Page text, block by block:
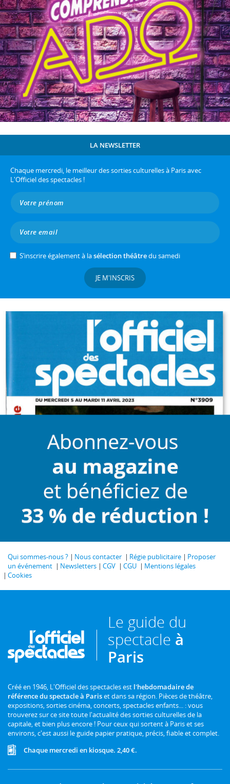
LA NEWSLETTER
Chaque mercredi, le meilleur des sorties culturelles à Paris avec
L'Officiel des spectacles !
S’inscrire également à lasélection théâtredu samedi
JE M'INSCRIS
Qui sommes-nous ? Nous contacter Régie publicitaire
Proposer
un événement
Newsletters CGV CGU
Mentions légales
Cookies
Le guide du
spectacle à
Paris
Créé en 1946, L'Officiel des spectacles est l'hebdomadaire de
référence du spectacle à Pariset dans sa région. Pièces de théâtre,
expositions, sorties cinéma, concerts, spectacles enfants... : vous
trouverez sur ce site toute l'actualité des sorties culturelles de la
capitale, et bien plus encore ! Pour ceux qui sortent à Paris et ses
environs, c'est aussi le guide papier pratique, précis, fiable et complet.
Chaque mercredi en kiosque. 2,40 €.